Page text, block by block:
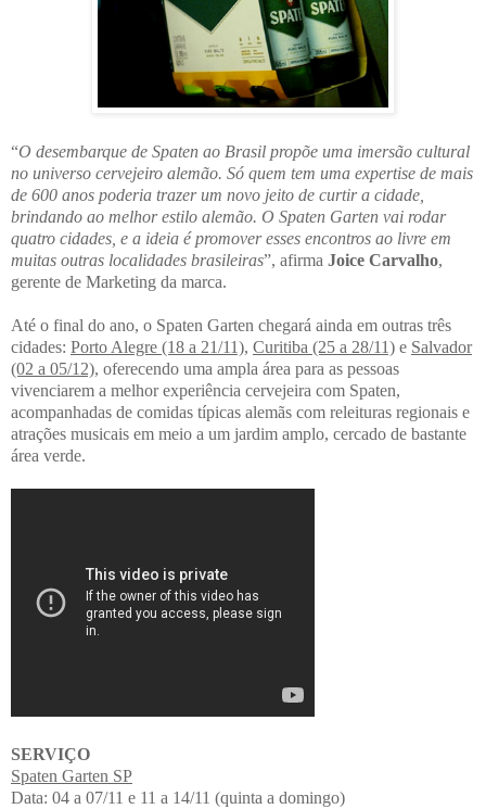
“O desembarque de Spaten ao Brasil propõe uma imersão cultural
no universo cervejeiro alemão. Só quem tem uma expertise de mais
de 600 anos poderia trazer um novo jeito de curtir a cidade,
brindando ao melhor estilo alemão. O Spaten Garten vai rodar
quatro cidades, e a ideia é promover esses encontros ao livre em
muitas outras localidades brasileiras”, afirma Joice Carvalho,
gerente de Marketing da marca.
Até o final do ano, o Spaten Garten chegará ainda em outras três
cidades: Porto Alegre (18 a 21/11), Curitiba (25 a 28/11) e Salvador
(02 a 05/12), oferecendo uma ampla área para as pessoas
vivenciarem a melhor experiência cervejeira com Spaten,
acompanhadas de comidas típicas alemãs com releituras regionais e
atrações musicais em meio a um jardim amplo, cercado de bastante
área verde.
SERVIÇO
Spaten Garten SP
Data: 04 a 07/11 e 11 a 14/11 (quinta a domingo)